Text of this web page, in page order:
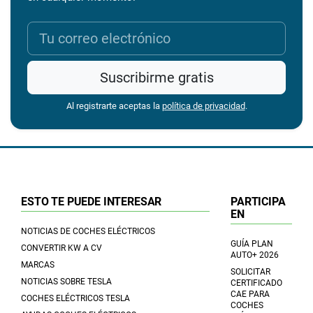
Suscribirme gratis
Al registrarte aceptas la política de privacidad.
ESTO TE PUEDE INTERESAR
NOTICIAS DE COCHES ELÉCTRICOS
CONVERTIR KW A CV
MARCAS
NOTICIAS SOBRE TESLA
COCHES ELÉCTRICOS TESLA
PARTICIPA
EN
GUÍA PLAN
AUTO+ 2026
SOLICITAR
CERTIFICADO
CAE PARA
COCHES